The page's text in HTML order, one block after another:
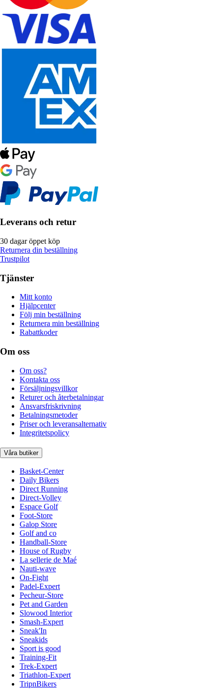
Leverans och retur
30 dagar öppet köp
Returnera din beställning
Trustpilot
Tjänster
Mitt konto
Hjälpcenter
Följ min beställning
Returnera min beställning
Rabattkoder
Om oss
Om oss?
Kontakta oss
Försäljningsvillkor
Returer och återbetalningar
Ansvarsfriskrivning
Betalningsmetoder
Priser och leveransalternativ
Integritetspolicy
Våra butiker
Basket-Center
Daily Bikers
Direct Running
Direct-Volley
Espace Golf
Foot-Store
Galop Store
Golf and co
Handball-Store
House of Rugby
La sellerie de Maé
Nauti-wave
On-Fight
Padel-Expert
Pecheur-Store
Pet and Garden
Slowood Interior
Smash-Expert
Sneak'In
Sneakids
Sport is good
Training-Fit
Trek-Expert
Triathlon-Expert
TripnBikers